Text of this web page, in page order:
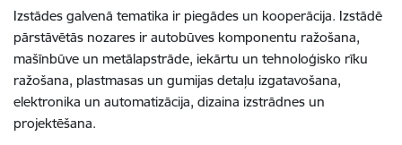
Izstādes galvenā tematika ir piegādes un kooperācija. Izstādē
pārstāvētās nozares ir autobūves komponentu ražošana,
mašīnbūve un metālapstrāde, iekārtu un tehnoloģisko rīku
ražošana, plastmasas un gumijas detaļu izgatavošana,
elektronika un automatizācija, dizaina izstrādnes un
projektēšana.